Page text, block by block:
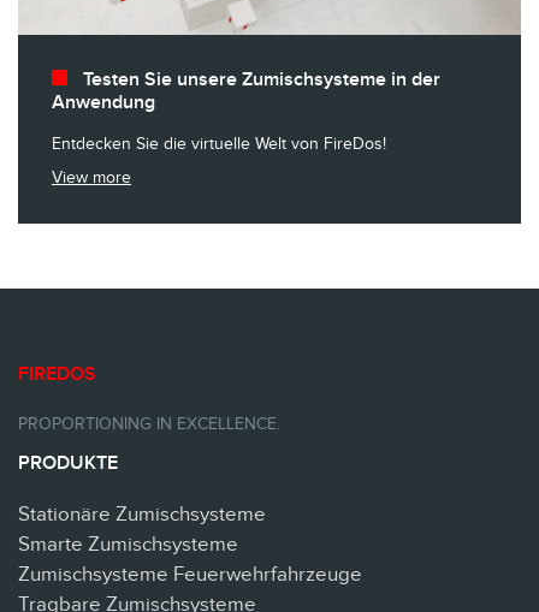
Testen Sie unsere Zumischsysteme in der
Anwendung
Entdecken Sie die virtuelle Welt von FireDos!
View more
FIREDOS
PROPORTIONING IN EXCELLENCE.
PRODUKTE
Stationäre Zumischsysteme
Smarte Zumischsysteme
Zumischsysteme Feuerwehrfahrzeuge
Tragbare Zumischsysteme